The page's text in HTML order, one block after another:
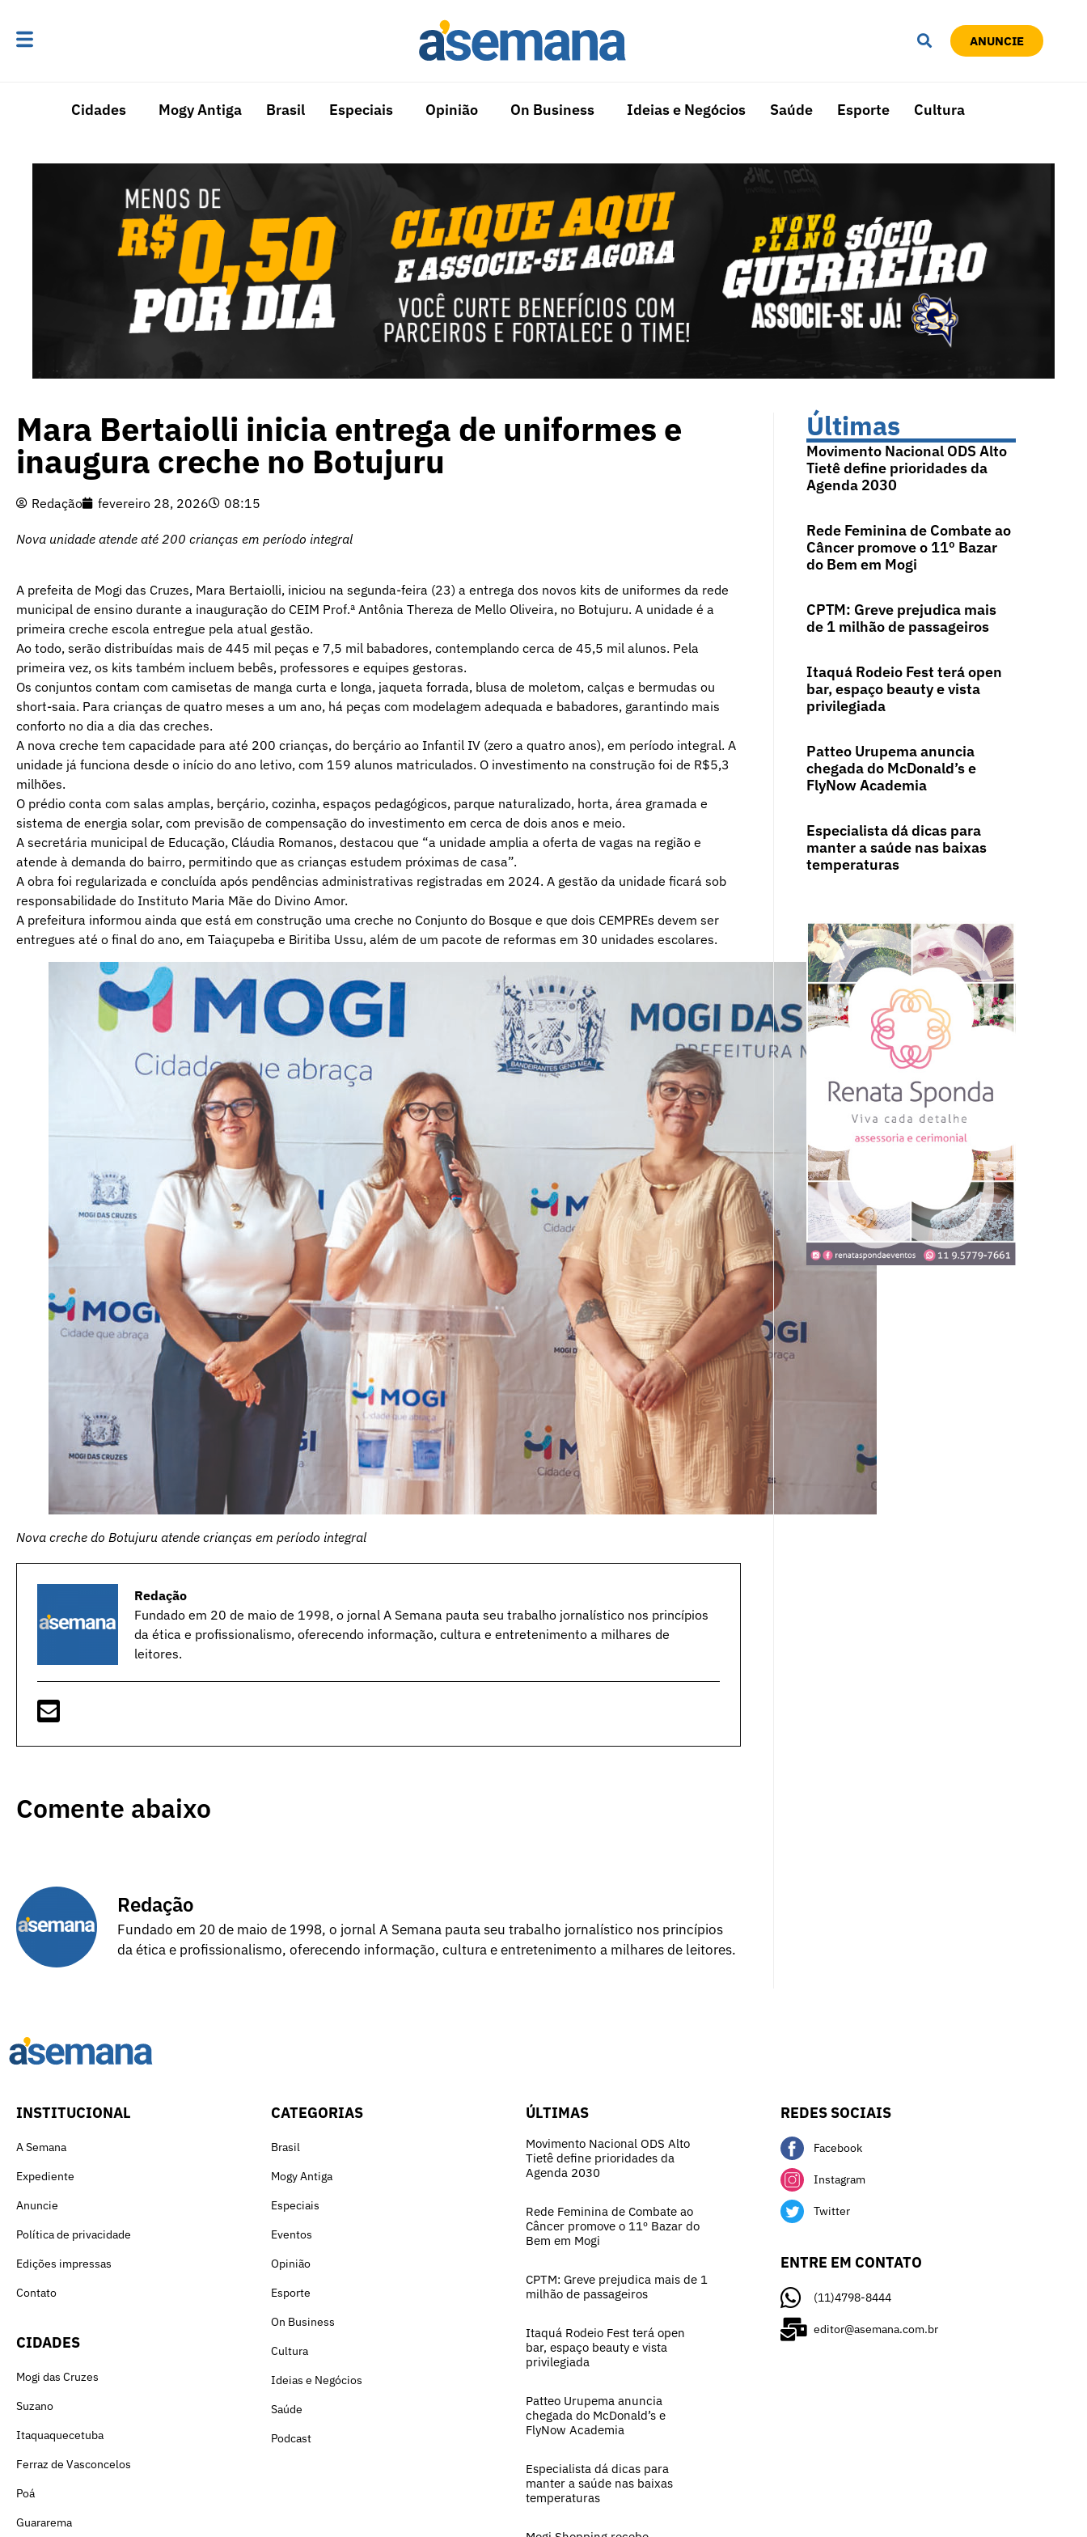
ANUNCIE
Cidades Mogy Antiga Brasil Especiais Opinião On Business Ideias e Negócios Saúde Esporte Cultura
Mara Bertaiolli inicia entrega de uniformes e
inaugura creche no Botujuru
Redação fevereiro 28, 2026 08:15
Nova unidade atende até 200 crianças em período integral
A prefeita de Mogi das Cruzes, Mara Bertaiolli, iniciou na segunda-feira (23) a entrega dos novos kits de uniformes da rede
municipal de ensino durante a inauguração do CEIM Prof.ª Antônia Thereza de Mello Oliveira, no Botujuru. A unidade é a
primeira creche escola entregue pela atual gestão.
Ao todo, serão distribuídas mais de 445 mil peças e 7,5 mil babadores, contemplando cerca de 45,5 mil alunos. Pela
primeira vez, os kits também incluem bebês, professores e equipes gestoras.
Os conjuntos contam com camisetas de manga curta e longa, jaqueta forrada, blusa de moletom, calças e bermudas ou
short-saia. Para crianças de quatro meses a um ano, há peças com modelagem adequada e babadores, garantindo mais
conforto no dia a dia das creches.
A nova creche tem capacidade para até 200 crianças, do berçário ao Infantil IV (zero a quatro anos), em período integral. A
unidade já funciona desde o início do ano letivo, com 159 alunos matriculados. O investimento na construção foi de R$5,3
milhões.
O prédio conta com salas amplas, berçário, cozinha, espaços pedagógicos, parque naturalizado, horta, área gramada e
sistema de energia solar, com previsão de compensação do investimento em cerca de dois anos e meio.
A secretária municipal de Educação, Cláudia Romanos, destacou que “a unidade amplia a oferta de vagas na região e
atende à demanda do bairro, permitindo que as crianças estudem próximas de casa”.
A obra foi regularizada e concluída após pendências administrativas registradas em 2024. A gestão da unidade ficará sob
responsabilidade do Instituto Maria Mãe do Divino Amor.
A prefeitura informou ainda que está em construção uma creche no Conjunto do Bosque e que dois CEMPREs devem ser
entregues até o final do ano, em Taiaçupeba e Biritiba Ussu, além de um pacote de reformas em 30 unidades escolares.
Nova creche do Botujuru atende crianças em período integral
Redação
Fundado em 20 de maio de 1998, o jornal A Semana pauta seu trabalho jornalístico nos princípios
da ética e profissionalismo, oferecendo informação, cultura e entretenimento a milhares de
leitores.
Comente abaixo
Redação
Fundado em 20 de maio de 1998, o jornal A Semana pauta seu trabalho jornalístico nos princípios
da ética e profissionalismo, oferecendo informação, cultura e entretenimento a milhares de leitores.
Últimas
Movimento Nacional ODS Alto
Tietê define prioridades da
Agenda 2030
Rede Feminina de Combate ao
Câncer promove o 11º Bazar
do Bem em Mogi
CPTM: Greve prejudica mais
de 1 milhão de passageiros
Itaquá Rodeio Fest terá open
bar, espaço beauty e vista
privilegiada
Patteo Urupema anuncia
chegada do McDonald’s e
FlyNow Academia
Especialista dá dicas para
manter a saúde nas baixas
temperaturas
INSTITUCIONAL
A Semana
Expediente
Anuncie
Política de privacidade
Edições impressas
Contato
CIDADES
Mogi das Cruzes
Suzano
Itaquaquecetuba
Ferraz de Vasconcelos
Poá
Guararema
CATEGORIAS
Brasil
Mogy Antiga
Especiais
Eventos
Opinião
Esporte
On Business
Cultura
Ideias e Negócios
Saúde
Podcast
ÚLTIMAS
Movimento Nacional ODS Alto
Tietê define prioridades da
Agenda 2030
Rede Feminina de Combate ao
Câncer promove o 11º Bazar do
Bem em Mogi
CPTM: Greve prejudica mais de 1
milhão de passageiros
Itaquá Rodeio Fest terá open
bar, espaço beauty e vista
privilegiada
Patteo Urupema anuncia
chegada do McDonald’s e
FlyNow Academia
Especialista dá dicas para
manter a saúde nas baixas
temperaturas
REDES SOCIAIS
Facebook
Instagram
Twitter
ENTRE EM CONTATO
(11)4798-8444
editor@asemana.com.br